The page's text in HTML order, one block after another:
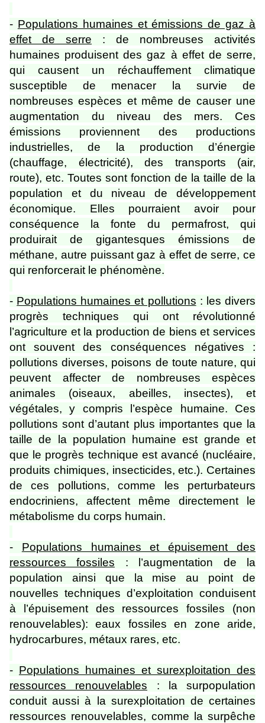
- Populations humaines et émissions de gaz à
effet de serre : de nombreuses activités
humaines produisent des gaz à effet de serre,
qui causent un réchauffement climatique
susceptible de menacer la survie de
nombreuses espèces et même de causer une
augmentation du niveau des mers. Ces
émissions proviennent des productions
industrielles, de la production d’énergie
(chauffage, électricité), des transports (air,
route), etc. Toutes sont fonction de la taille de la
population et du niveau de développement
économique. Elles pourraient avoir pour
conséquence la fonte du permafrost, qui
produirait de gigantesques émissions de
méthane, autre puissant gaz à effet de serre, ce
qui renforcerait le phénomène.
- Populations humaines et pollutions : les divers
progrès techniques qui ont révolutionné
l’agriculture et la production de biens et services
ont souvent des conséquences négatives :
pollutions diverses, poisons de toute nature, qui
peuvent affecter de nombreuses espèces
animales (oiseaux, abeilles, insectes), et
végétales, y compris l’espèce humaine. Ces
pollutions sont d’autant plus importantes que la
taille de la population humaine est grande et
que le progrès technique est avancé (nucléaire,
produits chimiques, insecticides, etc.). Certaines
de ces pollutions, comme les perturbateurs
endocriniens, affectent même directement le
métabolisme du corps humain.
- Populations humaines et épuisement des
ressources fossiles : l’augmentation de la
population ainsi que la mise au point de
nouvelles techniques d’exploitation conduisent
à l’épuisement des ressources fossiles (non
renouvelables): eaux fossiles en zone aride,
hydrocarbures, métaux rares, etc.
- Populations humaines et surexploitation des
ressources renouvelables : la surpopulation
conduit aussi à la surexploitation de certaines
ressources renouvelables, comme la surpêche